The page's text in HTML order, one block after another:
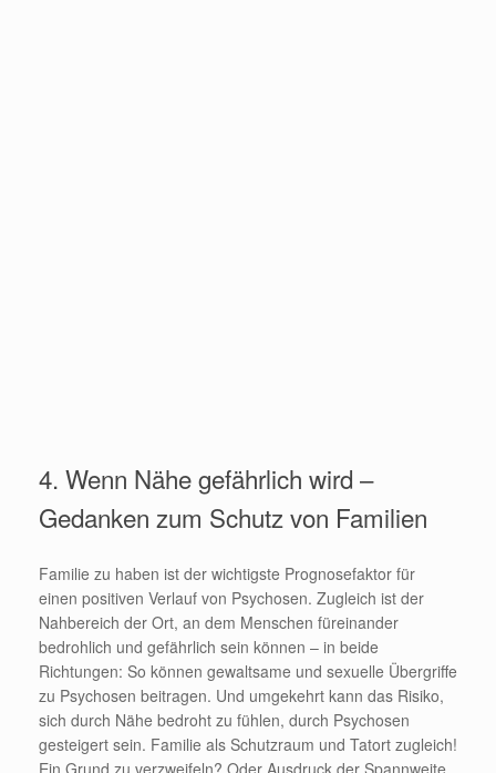
4. Wenn Nähe gefährlich wird –
Gedanken zum Schutz von Familien
Familie zu haben ist der wichtigste Prognosefaktor für
einen positiven Verlauf von Psychosen. Zugleich ist der
Nahbereich der Ort, an dem Menschen füreinander
bedrohlich und gefährlich sein können – in beide
Richtungen: So können gewaltsame und sexuelle Übergriffe
zu Psychosen beitragen. Und umgekehrt kann das Risiko,
sich durch Nähe bedroht zu fühlen, durch Psychosen
gesteigert sein. Familie als Schutzraum und Tatort zugleich!